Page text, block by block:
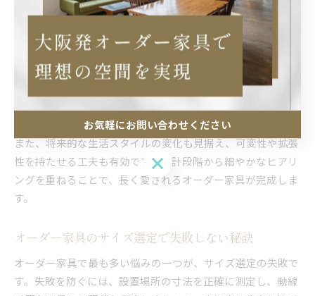
求められます。
収納家具なら、しまう物の種類や量、取り出しやすさを重視
し、キッチンやリビングに合わせて最適なレイアウトを設計
します。デザイン面では、既存のインテリアや壁面収納との
調和も大切です。素材や色合いを住まいのトーンに合わせる
ことで、空間全体の統一感が生まれます。
また、将来的な生活スタイルの変化も見据え、可変性や拡張
性を持たせる工夫も有効です。設計段階から細やかなヒアリ
ングを重ねることで、長く愛されるオーダー家具が完成しま
す。
オーダー家具のサイズ選定で失敗しない秘訣
オーダー家具で最も多い悩みの一つが、サイズ選定の失敗で
す。失敗を防ぐには、設置場所の寸法を正確に測定し、動線
お気軽にお問い合わせください
お気軽にお問い合わせください